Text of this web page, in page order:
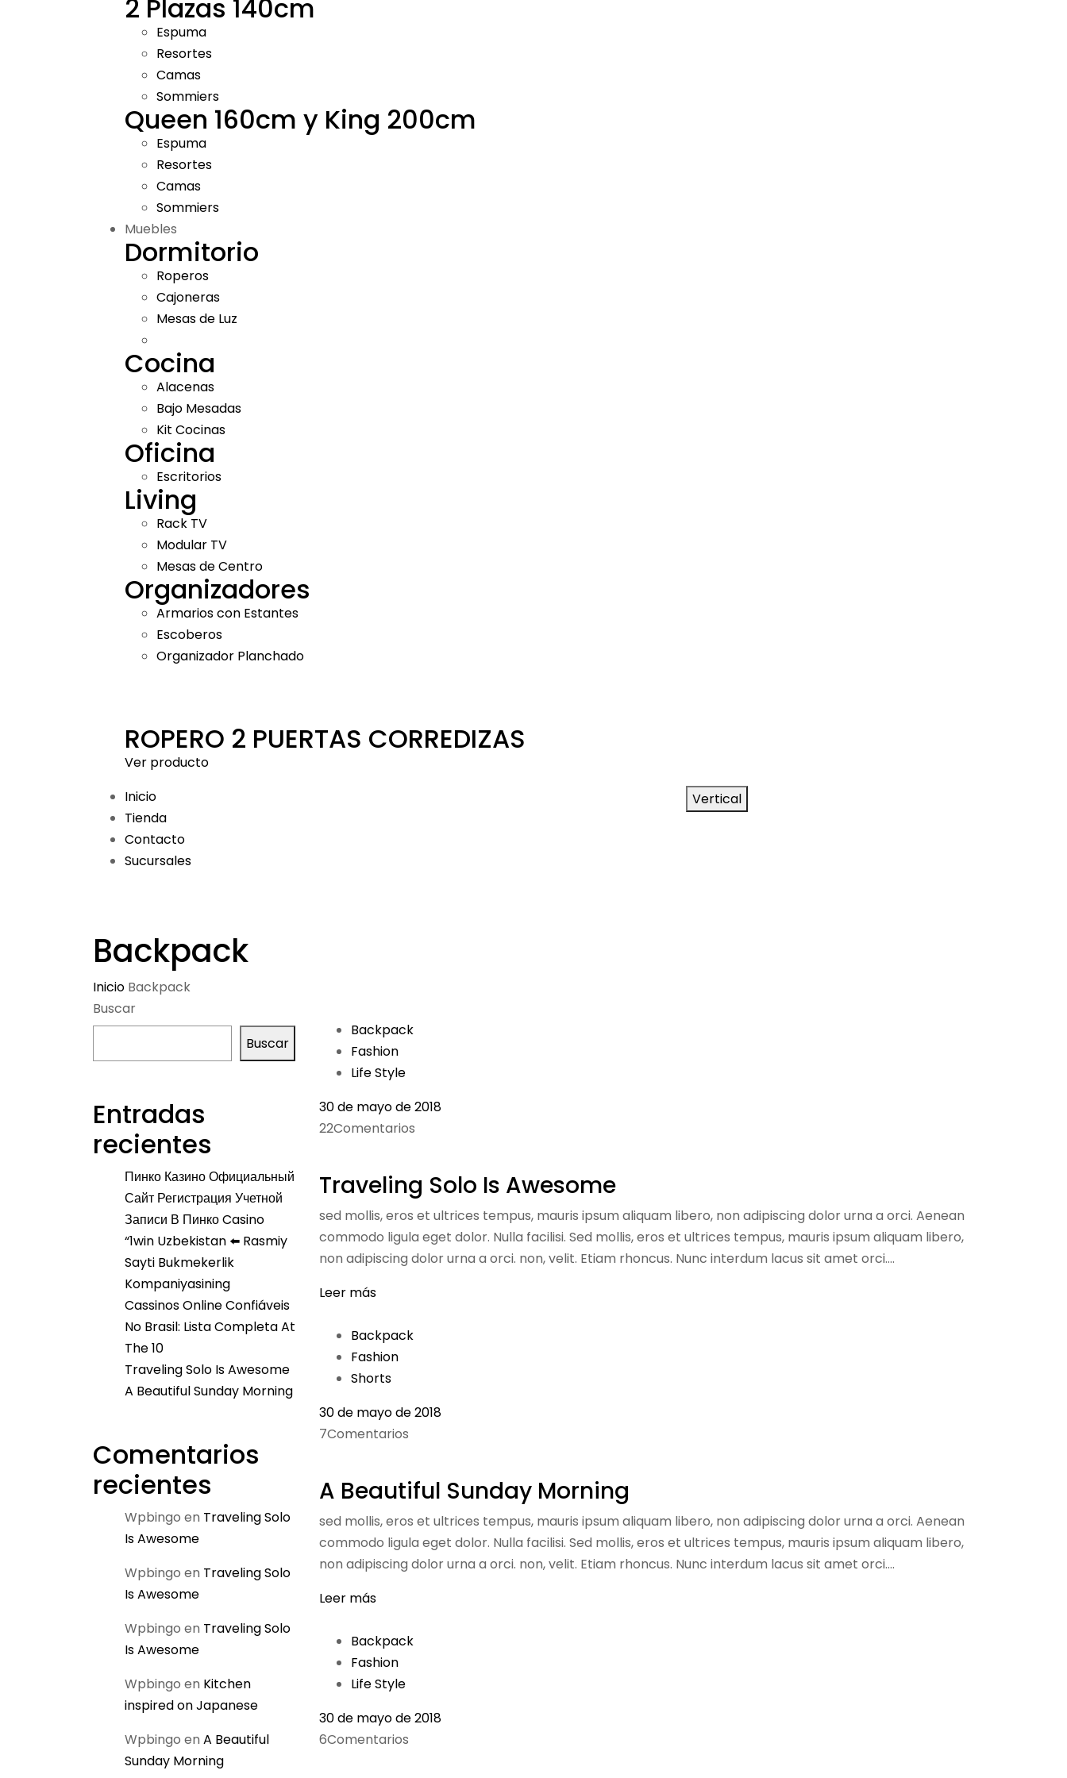
2 Plazas 140cm
Espuma
Resortes
Camas
Sommiers
Queen 160cm y King 200cm
Espuma
Resortes
Camas
Sommiers
Muebles
Dormitorio
Roperos
Cajoneras
Mesas de Luz
Cocina
Alacenas
Bajo Mesadas
Kit Cocinas
Oficina
Escritorios
Living
Rack TV
Modular TV
Mesas de Centro
Organizadores
Armarios con Estantes
Escoberos
Organizador Planchado
ROPERO 2 PUERTAS CORREDIZAS
Ver producto
Vertical
Inicio
Tienda
Contacto
Sucursales
Backpack
Inicio Backpack
Buscar
Buscar
Entradas
recientes
Пинко Казино Официальный
Сайт Регистрация Учетной
Записи В Пинко Casino
“1win Uzbekistan ⬅️ Rasmiy
Sayti Bukmekerlik
Kompaniyasining
Cassinos Online Confiáveis
No Brasil: Lista Completa At
The 10
Traveling Solo Is Awesome
A Beautiful Sunday Morning
Comentarios
recientes
Wpbingo en Traveling Solo
Is Awesome
Wpbingo en Traveling Solo
Is Awesome
Wpbingo en Traveling Solo
Is Awesome
Wpbingo en Kitchen
inspired on Japanese
Wpbingo en A Beautiful
Sunday Morning
Backpack
Fashion
Life Style
30 de mayo de 2018
22Comentarios
Traveling Solo Is Awesome
sed mollis, eros et ultrices tempus, mauris ipsum aliquam libero, non adipiscing dolor urna a orci. Aenean
commodo ligula eget dolor. Nulla facilisi. Sed mollis, eros et ultrices tempus, mauris ipsum aliquam libero,
non adipiscing dolor urna a orci. non, velit. Etiam rhoncus. Nunc interdum lacus sit amet orci....
Leer más
Backpack
Fashion
Shorts
30 de mayo de 2018
7Comentarios
A Beautiful Sunday Morning
sed mollis, eros et ultrices tempus, mauris ipsum aliquam libero, non adipiscing dolor urna a orci. Aenean
commodo ligula eget dolor. Nulla facilisi. Sed mollis, eros et ultrices tempus, mauris ipsum aliquam libero,
non adipiscing dolor urna a orci. non, velit. Etiam rhoncus. Nunc interdum lacus sit amet orci....
Leer más
Backpack
Fashion
Life Style
30 de mayo de 2018
6Comentarios